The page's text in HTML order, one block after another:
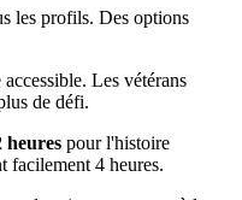
les profils. Des options
Les vétérans
de défi.
heures pour l'histoire
facilement 4 heures.